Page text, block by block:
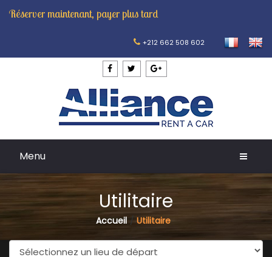
Réserver maintenant, payer plus tard
+212 662 508 602
Menu
Utilitaire
Accueil Utilitaire